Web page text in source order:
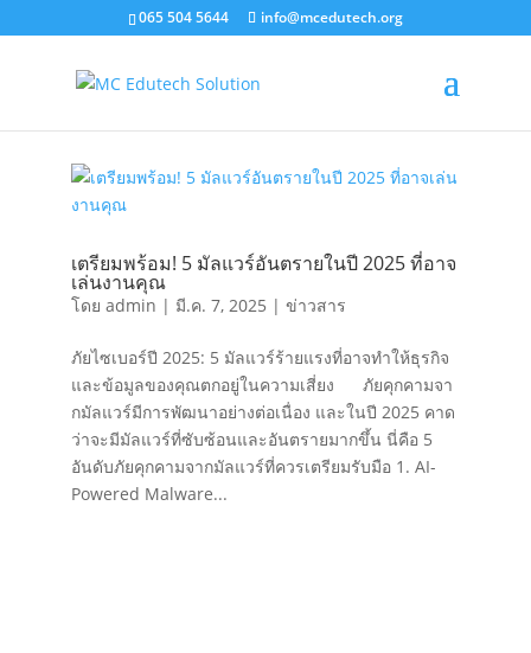
065 504 5644 info@mcedutech.org
เตรียมพร้อม! 5 มัลแวร์อันตรายในปี 2025 ที่อาจ
เล่นงานคุณ
โดย admin | มี.ค. 7, 2025 | ข่าวสาร
ภัยไซเบอร์ปี 2025: 5 มัลแวร์ร้ายแรงที่อาจทำให้ธุรกิจ
และข้อมูลของคุณตกอยู่ในความเสี่ยง ภัยคุกคามจา
กมัลแวร์มีการพัฒนาอย่างต่อเนื่อง และในปี 2025 คาด
ว่าจะมีมัลแวร์ที่ซับซ้อนและอันตรายมากขึ้น นี่คือ 5
อันดับภัยคุกคามจากมัลแวร์ที่ควรเตรียมรับมือ 1. AI-
Powered Malware...